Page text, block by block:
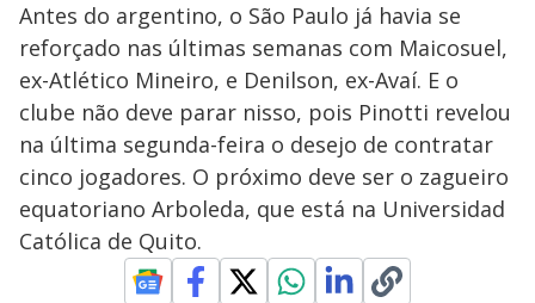
Antes do argentino, o São Paulo já havia se
reforçado nas últimas semanas com Maicosuel,
ex-Atlético Mineiro, e Denilson, ex-Avaí. E o
clube não deve parar nisso, pois Pinotti revelou
na última segunda-feira o desejo de contratar
cinco jogadores. O próximo deve ser o zagueiro
equatoriano Arboleda, que está na Universidad
Católica de Quito.